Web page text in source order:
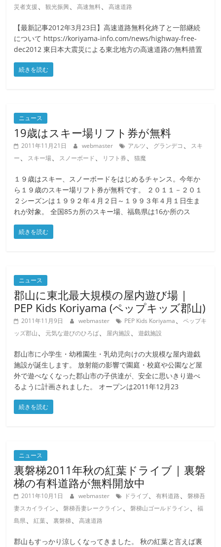
災者支援、観光振興、高速無料、高速道路
【最新記事2012年3月23日】高速道路無料化終了と一部継続
について https://koriyama-info.com/news/highway-free-
dec2012 東日本大震災による東北地方の高速道路の無料措置
続きを読む
ニュース
19歳はスキー場リフト券が無料
2011年11月21日 webmaster アルツ、 グランデコ 、
スキ
ー、 スキー場、 スノーボード、 リフト券、猫魔
１９歳はスキー、スノーボードをはじめるチャンス。今年か
ら１９歳のスキー場リフト券が無料です。 ２０１１－２０１
２シーズンは１９９２年４月２日～１９９３年４月１日生ま
れが対象。 全国85カ所のスキー場、福島県は16か所のス
続きを読む
ニュース
郡山に東北最大規模の屋内遊び場 |
PEP Kids Koriyama (ペップキッズ郡山)
2011年11月9日 webmaster PEP Kids Koriyama、ペップキ
ッズ郡山、 元気な遊びのひろば、 屋内施設、遊戯施設
郡山市に小学生・幼稚園生・乳幼児向けの大規模な屋内遊戯
施設が誕生します。 放射能の影響で園庭・校庭や公園など屋
外で遊べなくなった郡山市の子供達が、安全に思いきり遊べ
るように計画されました。 オープンは2011年12月23
続きを読む
ニュース
裏磐梯2011年秋の紅葉ドライブ | 裏磐
梯の有料道路が無料開放中
2011年10月1日 webmaster ドライブ、有料道路、磐梯吾
妻スカイライン、磐梯吾妻レークライン、磐梯山ゴールドライン、福
島県、紅葉、 裏磐梯、高速道路
郡山もすっかり涼しくなってきました。 秋の紅葉と言えば裏